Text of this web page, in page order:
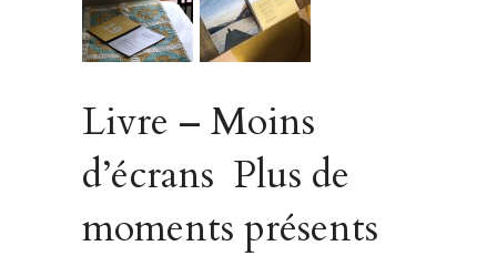
Livre – Moins
d’écrans Plus de
moments présents